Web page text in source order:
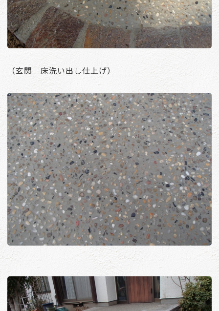
（玄関 床洗い出し仕上げ）